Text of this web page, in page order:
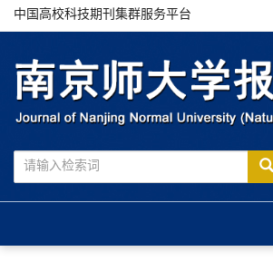
中国高校科技期刊集群服务平台